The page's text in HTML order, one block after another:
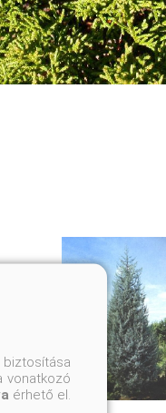
vonatkozó
érhető el.